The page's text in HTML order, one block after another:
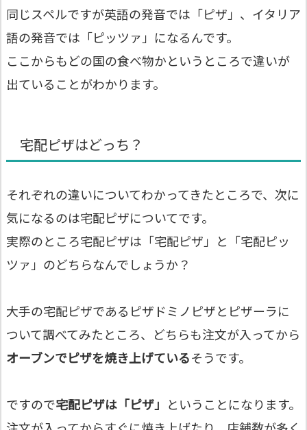
同じスペルですが英語の発音では「ピザ」、イタリア
語の発音では「ピッツァ」になるんです。
ここからもどの国の食べ物かというところで違いが
出ていることがわかります。
宅配ピザはどっち？
それぞれの違いについてわかってきたところで、次に
気になるのは宅配ピザについてです。
実際のところ宅配ピザは「宅配ピザ」と「宅配ピッ
ツァ」のどちらなんでしょうか？
大手の宅配ピザであるピザドミノピザとピザーラに
ついて調べてみたところ、どちらも注文が入ってから
オーブンでピザを焼き上げているそうです。
ですので宅配ピザは「ピザ」 ということになります。